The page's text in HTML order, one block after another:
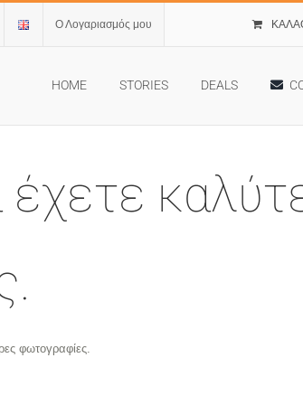
Ο Λογαριασμός μου
HOME STORIES DEALS
έχετε
φωτογραφίες.